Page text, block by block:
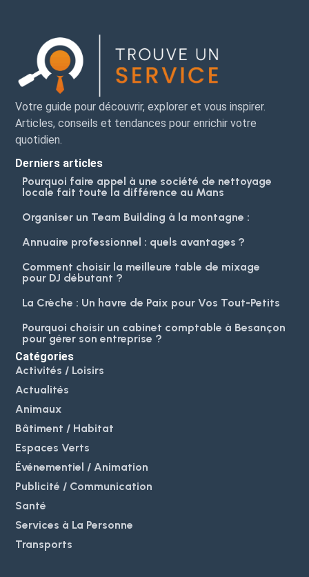
Votre guide pour découvrir, explorer et vous inspirer.
Articles, conseils et tendances pour enrichir votre
quotidien.
Derniers articles
Pourquoi faire appel à une société de nettoyage
locale fait toute la différence au Mans
Organiser un Team Building à la montagne :
Annuaire professionnel : quels avantages ?
Comment choisir la meilleure table de mixage
pour DJ débutant ?
La Crèche : Un havre de Paix pour Vos Tout-Petits
Pourquoi choisir un cabinet comptable à Besançon
pour gérer son entreprise ?
Catégories
Activités / Loisirs
Actualités
Animaux
Bâtiment / Habitat
Espaces Verts
Événementiel / Animation
Publicité / Communication
Santé
Services à La Personne
Transports